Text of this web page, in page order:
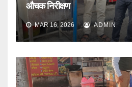
औचक निरीक्षण
MAR 16, 2026 ADMIN